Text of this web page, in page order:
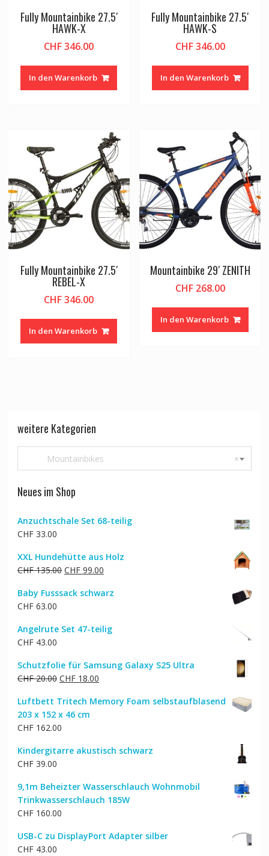
Fully Mountainbike 27.5′
HAWK-X
CHF346.00
In den Warenkorb
Fully Mountainbike 27.5′
HAWK-S
CHF346.00
In den Warenkorb
Fully Mountainbike 27.5′
REBEL-X
CHF346.00
In den Warenkorb
Mountainbike 29′ ZENITH
CHF268.00
In den Warenkorb
weitere Kategorien
×
Mountainbikes
Neues im Shop
Anzuchtschale Set 68-teilig
CHF33.00
XXL Hundehütte aus Holz
CHF135.00 Ursprünglicher
war:
CHF99.00Aktueller
ist:
Baby Fusssack schwarz
CHF63.00
Angelrute Set 47-teilig
CHF43.00
Schutzfolie für Samsung Galaxy S25 Ultra
CHF20.00 Ursprünglicher
war:
CHF 20.00
CHF18.00Aktueller
ist:
Luftbett Tritech Memory Foam selbstaufblasend
203 x 152 x 46 cm
CHF162.00
Kindergitarre akustisch schwarz
CHF39.00
9,1m Beheizter Wasserschlauch Wohnmobil
Trinkwasserschlauch 185W
CHF160.00
USB-C zu DisplayPort Adapter silber
CHF43.00